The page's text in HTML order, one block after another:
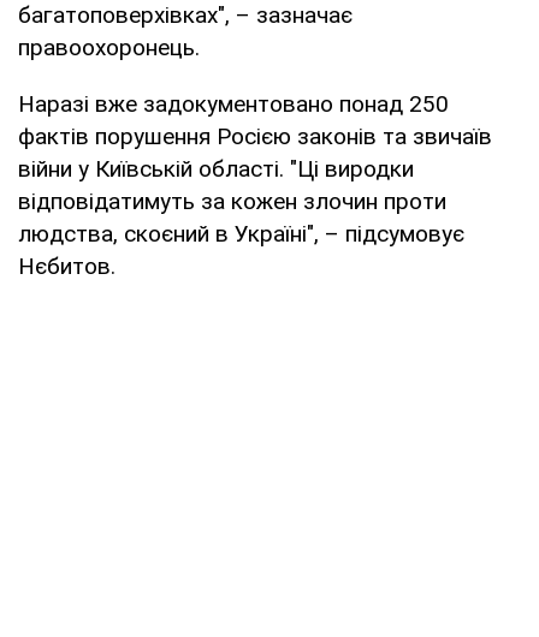
багатоповерхівках", – зазначає
правоохоронець.
Наразі вже задокументовано понад 250
фактів порушення Росією законів та звичаїв
війни у Київській області. "Ці виродки
відповідатимуть за кожен злочин проти
людства, скоєний в Україні", – підсумовує
Нєбитов.